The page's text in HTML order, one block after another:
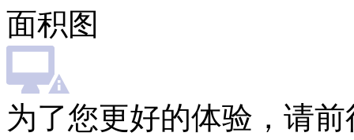
面积图
为了您更好的体验，请